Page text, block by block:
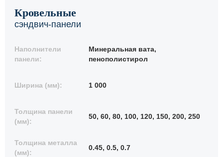
Кровельные
сэндвич-панели
Наполнители
панели:
Минеральная вата,
пенополистирол
Ширина (мм): 1 000
Толщина панели
(мм):
50, 60, 80, 100, 120, 150, 200, 250
Толщина металла
(мм):
0.45, 0.5, 0.7